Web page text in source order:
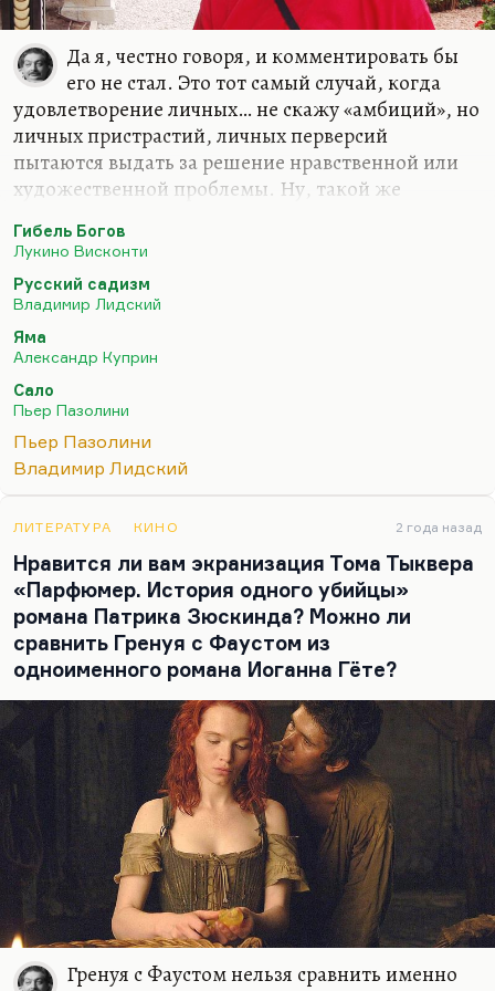
Да я, честно говоря, и комментировать бы
его не стал. Это тот самый случай, когда
удовлетворение личных… не скажу «амбиций», но
личных пристрастий, личных перверсий
пытаются выдать за решение нравственной или
художественной проблемы. Ну, такой же
Содома», когда Пьер Паоло Пазолини
(безусловно, выдающийся художник) для
собственного удовольствия снимает эротические
и пыточные сцены, а пытается это выдать за
антифашистское кино. Может быть, оно так и
есть. Но вот антифашистское кино — это «Гибель
богов», а «120 дней Содома» — это
самоудовлетворение.
Примерно такая же история наблюдаются и в
как…
Гибель Богов
Лукино Висконти
Русский садизм
Владимир Лидский
Яма
Александр Куприн
Сало
Пьер Пазолини
Пьер Пазолини
Владимир Лидский
ЛИТЕРАТУРА КИНО 2 года назад
Нравится ли вам экранизация Тома Тыквера
«Парфюмер. История одного убийцы»
романа Патрика Зюскинда? Можно ли
сравнить Гренуя с Фаустом из
одноименного романа Иоганна Гёте?
Гренуя с Фаустом нельзя сравнить именно